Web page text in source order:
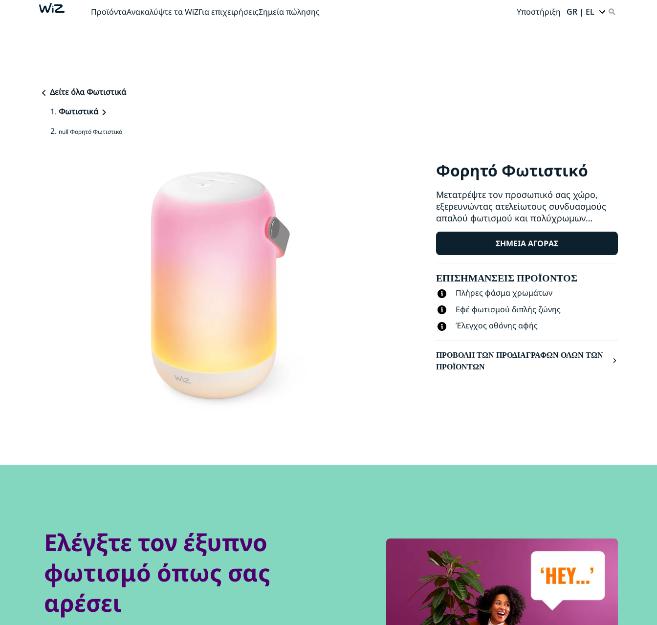
ΠροϊόνταΑνακαλύψτε τα WiZΓια επιχειρήσειςΣημεία πώλησης Υποστήριξη GR | EL
Δείτε όλα Φωτιστικά
Φωτιστικά
null Φορητό Φωτιστικό
Φορητό Φωτιστικό
Μετατρέψτε τον προσωπικό σας χώρο,
εξερευνώντας ατελείωτους συνδυασμούς
απαλού φωτισμού και πολύχρωμων
διαβαθμίσεων φωτός. Πάρτε μαζί σας το
φορητό φωτιστικό LED, οπουδήποτε μέσα
ή ακόμα και έξω από το σπίτι σας και κάντε
ΣΗΜΕΊΑ ΑΓΟΡΆΣ
ΕΠΙΣΗΜΆΝΣΕΙΣ ΠΡΟΪΌΝΤΟΣ
Πλήρες φάσμα χρωμάτων
Εφέ φωτισμού διπλής ζώνης
Έλεγχος οθόνης αφής
ΠΡΟΒΟΛΉ ΤΩΝ ΠΡΟΔΙΑΓΡΑΦΏΝ ΌΛΩΝ ΤΩΝ
ΠΡΟΪΌΝΤΩΝ
Ελέγξτε τον έξυπνο
φωτισμό όπως σας
αρέσει